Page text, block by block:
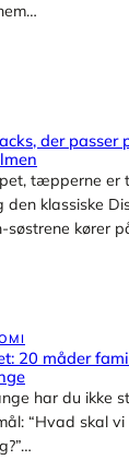
der passer
tæpperne er
den klassiske
søstrene kører
20 måder
har du ikke
“Hvad skal